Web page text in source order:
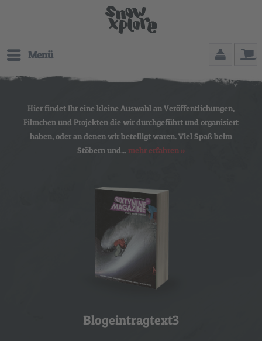
Menü
Hier findet Ihr eine kleine Auswahl an Veröffentlichungen,
Filmchen und Projekten die wir durchgeführt und organisiert
haben, oder an denen wir beteiligt waren. Viel Spaß beim
Stöbern und...mehr erfahren »
Blogeintragtext3